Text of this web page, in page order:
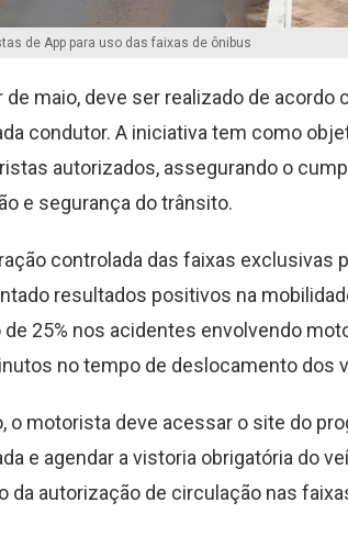
de App para uso das faixas de ônibus
maio, deve ser realizado de acordo
condutor. A iniciativa tem como
autorizados, assegurando o
e segurança do trânsito.
controlada das faixas exclusivas
resultados positivos na
de 25% nos acidentes envolvendo
no tempo de deslocamento dos
o motorista deve acessar o site do
e agendar a vistoria obrigatória do
da autorização de circulação nas